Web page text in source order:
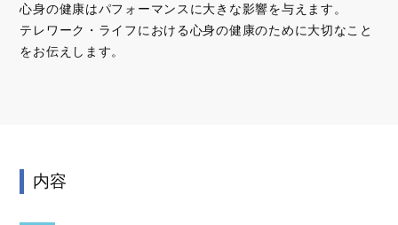
心身の健康はパフォーマンスに大きな影響を与えます。
テレワーク・ライフにおける心身の健康のために大切なこと
をお伝えします。
内容